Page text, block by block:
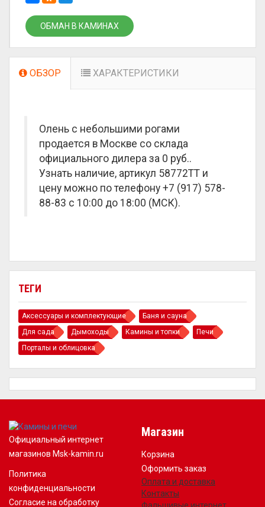
ОБМАН В КАМИНАХ
ТЕГИ
Аксессуары и комплектующие
Баня и сауна
Для сада
Дымоходы Камины и топки
Печи
Порталы и облицовка
ОБЗОР ХАРАКТЕРИСТИКИ
Олень с небольшими рогами
продается в Москве со склада
официального дилера за 0 руб..
Узнать наличие, артикул 58772TT и
цену можно по телефону +7 (917) 578-
88-83 с 10:00 до 18:00 (МСК).
Официальный интернет
магазинов Msk-kamin.ru
Политика
конфиденциальности
Согласие на обработку
Магазин
Корзина
Оформить заказ
Оплата и доставка
Контакты